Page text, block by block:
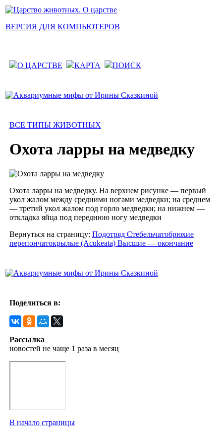
ВЕРСИЯ ДЛЯ КОМПЬЮТЕРОВ
О ЦАРСТВЕ КАРТА ПОИСК
ВСЕ ТИПЫ ЖИВОТНЫХ
Охота ларры на медведку
Охота ларры на медведку. На верхнем рисунке — первый
укол жалом между средними ногами медведки; на среднем
— третий укол жалом под горло медведки; на нижнем —
откладка яйца под переднюю ногу медведки
Вернуться на страницу: Подотряд Стебельчатобрюхие
перепончатокрылые (Acukeata) Высшие — окончание
Поделиться в:
Рассылка
новостей не чаще 1 раза в месяц
В начало страницы